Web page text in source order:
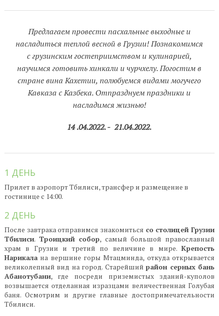
Предлагаем провести пасхальные выходные и
насладиться теплой весной в Грузии! Познакомимся
с грузинским гостеприимством и кулинарией,
научимся готовить хинкали и чурчхелу. Погостим в
стране вина Кахетии, полюбуемся видами могучего
Кавказа с Казбека. Отпразднуем праздники и
насладимся жизнью!
14.04.2022. - 21.04.2022.
1 ДЕНЬ
Прилет в аэропорт Тбилиси, трансфер и размещение в
гостинице с 14:00.
2 ДЕНЬ
После завтрака отправимся знакомиться со столицей Грузии
Тбилиси. Троицкий собор, самый большой православный
храм в Грузии и третий по величине в мире.Крепость
Нарикалана вершине горы Мтацминда, откуда открывается
великолепный вид на город. Старейшийрайон серных бань
Абанотубани, где посреди приземистых зданий-куполов
возвышается отделанная изразцами величественная Голубая
баня. Осмотрим и другие главные достопримечательности
Тбилиси.